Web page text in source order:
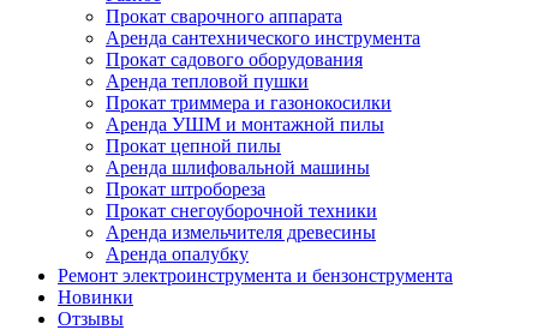
Прокат сварочного аппарата
Аренда сантехнического инструмента
Прокат садового оборудования
Аренда тепловой пушки
Прокат триммера и газонокосилки
Аренда УШМ и монтажной пилы
Прокат цепной пилы
Аренда шлифовальной машины
Прокат штробореза
Прокат снегоуборочной техники
Аренда измельчителя древесины
Аренда опалубку
Ремонт электроинструмента и бензонструмента
Новинки
Отзывы